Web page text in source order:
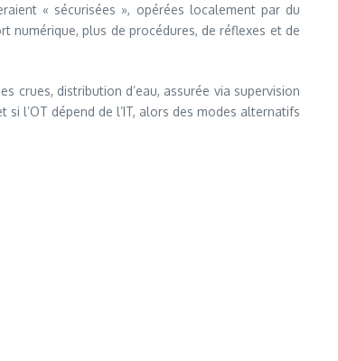
« sécurisées », opérées localement par du
numérique, plus de procédures, de réflexes et de
crues, distribution d’eau, assurée via supervision
l’OT dépend de l’IT, alors des modes alternatifs